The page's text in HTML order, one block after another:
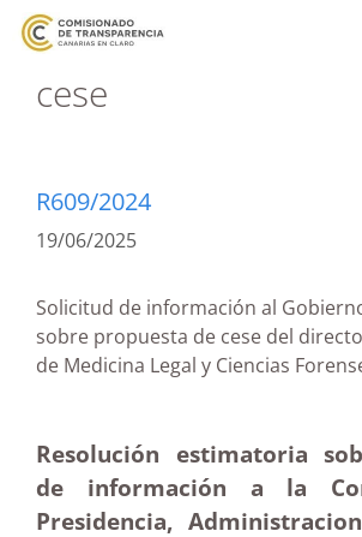
cese
R609/2024
19/06/2025
Solicitud de información al
sobre propuesta de cese del
de Medicina Legal y Ciencias
Resolución estimatoria
de información a la
Presidencia,